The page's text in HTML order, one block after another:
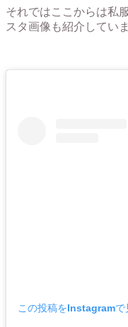
それではここからは私
スタ画像も紹介していま
この投稿をInstagramで